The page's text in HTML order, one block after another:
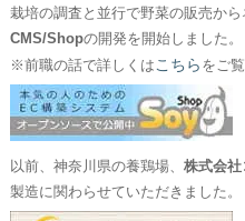
栽培の調査と並行で野菜の販売か
CMS/Shopの開発を開始しました。
※前職の話で詳しくは こちら をご
以前、神奈川県の養鶏場、 株式会社
製造に関わらせていただきました。